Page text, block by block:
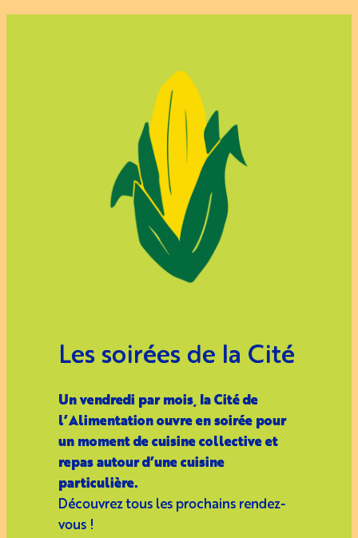
Les soirées de la Cité
Un vendredi par mois, la Cité de
l’Alimentation ouvre en soirée pour
un moment de cuisine collective et
repas autour d’une cuisine
particulière.
Découvrez tous les prochains rendez-
vous !